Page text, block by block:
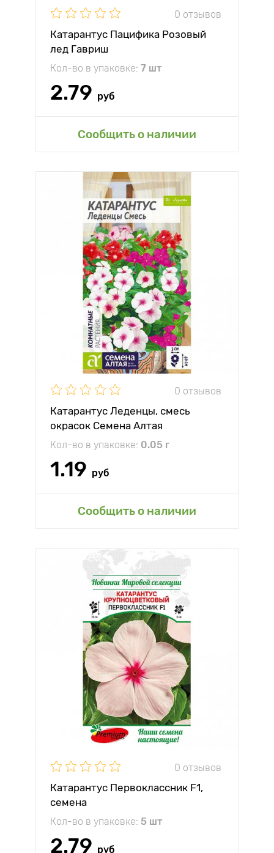
0 отзывов
Катарантус Пацифика Розовый
лед Гавриш
Кол-во в упаковке: 7 шт
2.79 руб
Сообщить о наличии
0 отзывов
Катарантус Леденцы, смесь
окрасок Семена Алтая
Кол-во в упаковке: 0.05 г
1.19 руб
Сообщить о наличии
0 отзывов
Катарантус Первоклассник F1,
семена
Кол-во в упаковке: 5 шт
2.79 руб